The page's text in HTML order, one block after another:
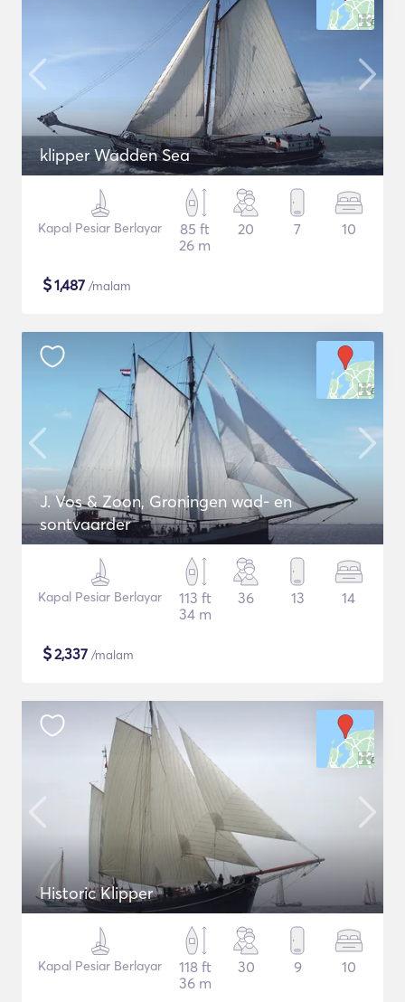
klipper Wadden Sea
Kapal Pesiar Berlayar
85 ft
26 m
20 7 10
$1,487 /malam
J. Vos & Zoon, Groningen wad- en
sontvaarder
Kapal Pesiar Berlayar
113 ft
34 m
36 13 14
$2,337 /malam
Historic Klipper
Kapal Pesiar Berlayar
118 ft
36 m
30 9 10